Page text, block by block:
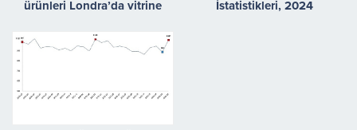
ürünleri Londra’da vitrine
İstatistikleri, 2024